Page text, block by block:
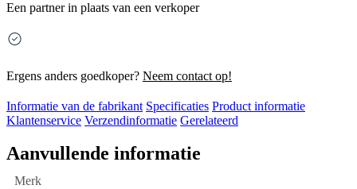
Een partner in plaats van een verkoper
Ergens anders goedkoper? Neem contact op!
Informatie van de fabrikant Specificaties Product informatie
Klantenservice Verzendinformatie Gerelateerd
Aanvullende informatie
Merk